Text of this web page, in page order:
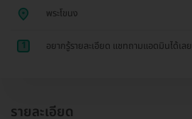
พระโขนง
1 อยากรู้รายละเอียด แชทถามแอดมินได้เลย
รายละเอียด